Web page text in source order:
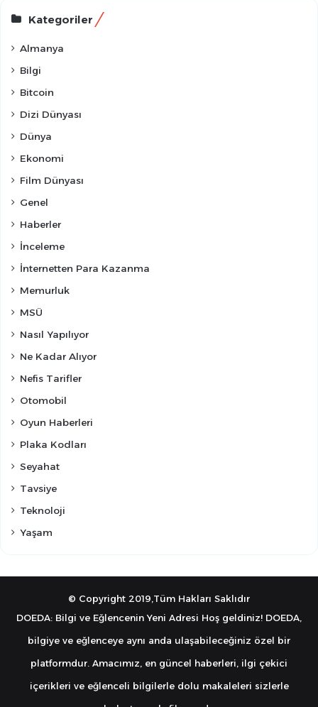
Kategoriler
Almanya
Bilgi
Bitcoin
Dizi Dünyası
Dünya
Ekonomi
Film Dünyası
Genel
Haberler
İnceleme
İnternetten Para Kazanma
Memurluk
MSÜ
Nasıl Yapılıyor
Ne Kadar Alıyor
Nefis Tarifler
Otomobil
Oyun Haberleri
Plaka Kodları
Seyahat
Tavsiye
Teknoloji
Yaşam
© Copyright 2019,Tüm Hakları Saklıdır
DOEDA: Bilgi ve Eğlencenin Yeni Adresi Hoş geldiniz! DOEDA,
bilgiye ve eğlenceye aynı anda ulaşabileceğiniz özel bir
platformdur. Amacımız, en güncel haberleri, ilgi çekici
içerikleri ve eğlenceli bilgilerle dolu makaleleri sizlerle